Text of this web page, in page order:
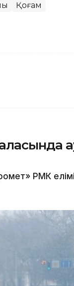
Қоғам
РМК